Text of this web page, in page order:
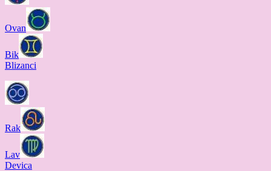
Ovan
Bik
Blizanci
Rak
Lav
Devica